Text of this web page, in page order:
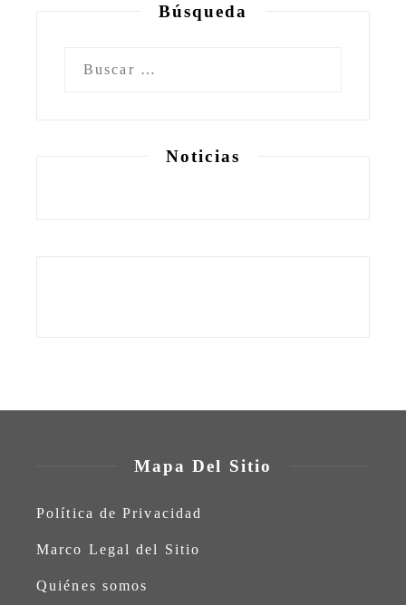
Búsqueda
Noticias
Mapa Del Sitio
Política de Privacidad
Marco Legal del Sitio
Quiénes somos